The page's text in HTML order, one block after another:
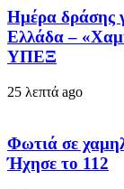
Ημέρα δράσης
Ελλάδα –
ΥΠΕΞ
25 λεπτά ago
Φωτιά σε
Ήχησε το 112